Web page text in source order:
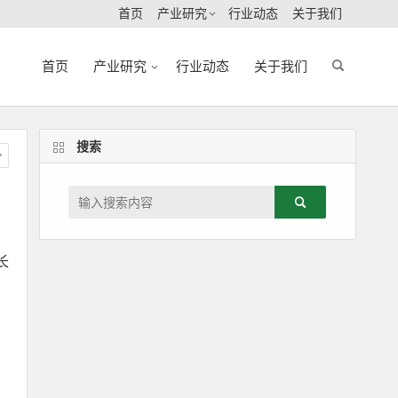
首页 产业研究 行业动态 关于我们
首页 产业研究 行业动态 关于我们
搜索